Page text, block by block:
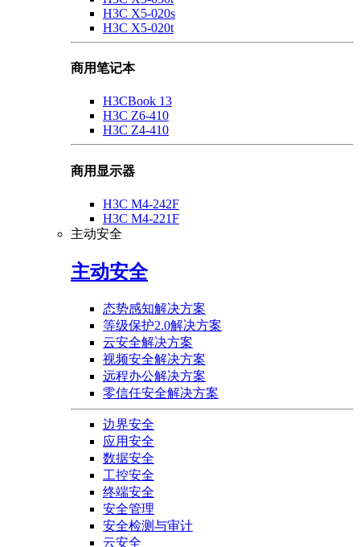
H3C X5-020s
H3C X5-020t
商用笔记本
H3CBook 13
H3C Z6-410
H3C Z4-410
商用显示器
H3C M4-242F
H3C M4-221F
主动安全
主动安全
态势感知解决方案
等级保护2.0解决方案
云安全解决方案
视频安全解决方案
远程办公解决方案
零信任安全解决方案
边界安全
应用安全
数据安全
工控安全
终端安全
安全管理
安全检测与审计
云安全